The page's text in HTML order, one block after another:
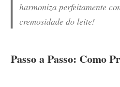
harmoniza perfeitamente
cremosidade do leite!
Passo a Passo: Como